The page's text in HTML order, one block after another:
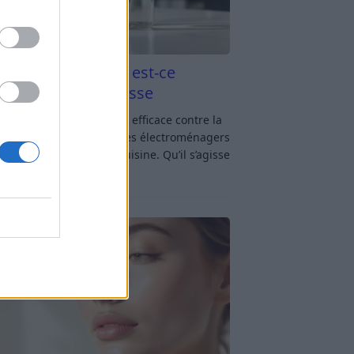
blanc et four est-ce
contre la graisse
blanc et four : est-ce efficace contre la
? Le four fait partie des électroménagers
sollicités dans une cuisine. Qu’il s’agisse